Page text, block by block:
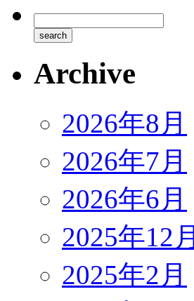
Archive
2026年8月
2026年7月
2026年6月
2025年12月
2025年2月